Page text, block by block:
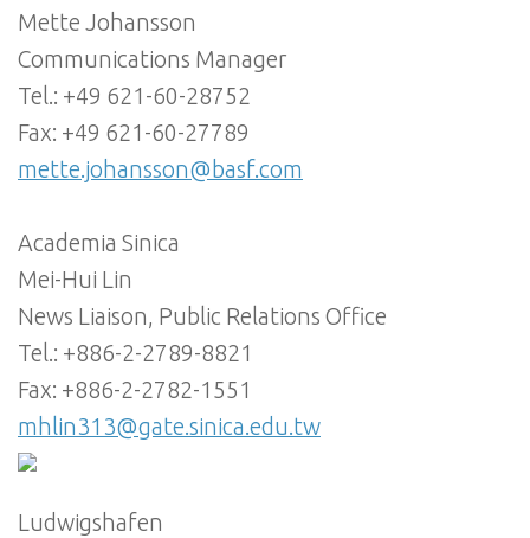
Mette Johansson
Communications Manager
Tel.: +49 621-60-28752
Fax: +49 621-60-27789
mette.johansson@basf.com
Academia Sinica
Mei-Hui Lin
News Liaison, Public Relations Office
Tel.: +886-2-2789-8821
Fax: +886-2-2782-1551
mhlin313@gate.sinica.edu.tw
Ludwigshafen